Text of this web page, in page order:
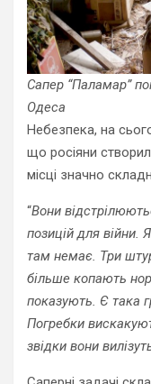
Сапер “Паламар”
Одеса
Небезпека, на
що росіяни
місці значно
“Вони
позицій для війни.
там немає. Три
більше копають
показують. Є така
Погребки
звідки вони